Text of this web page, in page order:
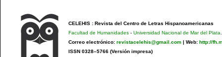
CELEHIS : Revista del Centro de Letras Hispanoamericanas
Facultad de Humanidades- Universidad Nacional de Mar del Plata
Correo electrónico: revistacelehis@gmail.com| Web: http://
ISSN 0328–5766 (Versión impresa)